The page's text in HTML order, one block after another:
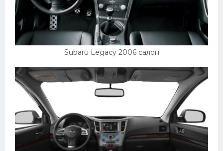
Subaru Legacy 2006 салон